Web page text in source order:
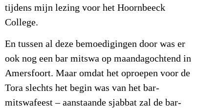
tijdens mijn lezing voor het Hoornbeeck
College.
En tussen al deze bemoedigingen door was er
ook nog een bar mitswa op maandagochtend in
Amersfoort. Maar omdat het oproepen voor de
Tora slechts het begin was van het bar-
mitswafeest – aanstaande sjabbat zal de bar-